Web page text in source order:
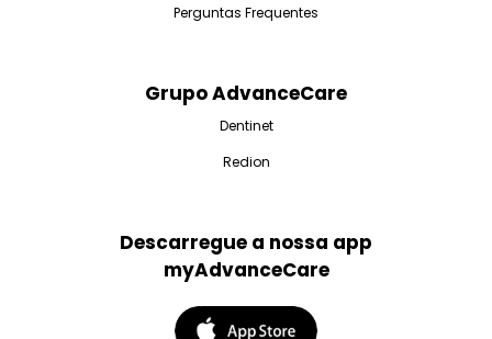
Perguntas Frequentes
Grupo AdvanceCare
Dentinet
Redion
Descarregue a nossa app
myAdvanceCare